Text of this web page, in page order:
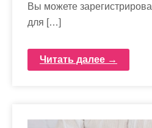
Вы можете
для […]
Читать далее →